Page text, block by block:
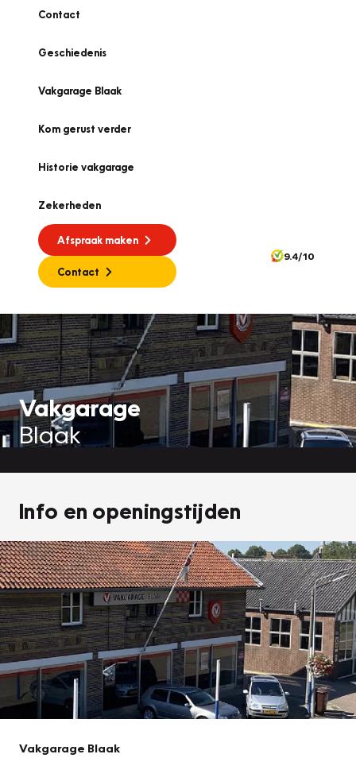
Contact
Geschiedenis
Vakgarage Blaak
Kom gerust verder
Historie vakgarage
Zekerheden
Afspraak maken
Contact
9.4/10
Vakgarage
Blaak
Info en openingstijden
Vakgarage Blaak